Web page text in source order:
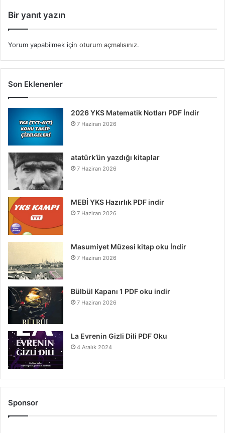
Bir yanıt yazın
Yorum yapabilmek için oturum açmalısınız.
Son Eklenenler
2026 YKS Matematik Notları PDF İndir
7 Haziran 2026
atatürk’ün yazdığı kitaplar
7 Haziran 2026
MEBİ YKS Hazırlık PDF indir
7 Haziran 2026
Masumiyet Müzesi kitap oku İndir
7 Haziran 2026
Bülbül Kapanı 1 PDF oku indir
7 Haziran 2026
La Evrenin Gizli Dili PDF Oku
4 Aralık 2024
Sponsor